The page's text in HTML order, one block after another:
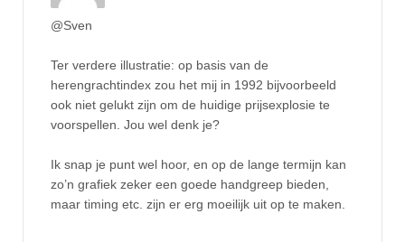
@Sven
Ter verdere illustratie: op basis van de
herengrachtindex zou het mij in 1992 bijvoorbeeld
ook niet gelukt zijn om de huidige prijsexplosie te
voorspellen. Jou wel denk je?
Ik snap je punt wel hoor, en op de lange termijn kan
zo’n grafiek zeker een goede handgreep bieden,
maar timing etc. zijn er erg moeilijk uit op te maken.